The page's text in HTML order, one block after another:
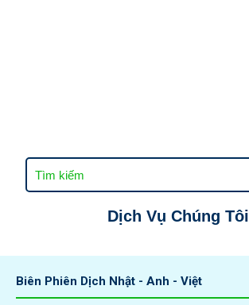
Dịch Vụ Chúng Tôi
Biên Phiên Dịch Nhật - Anh - Việt